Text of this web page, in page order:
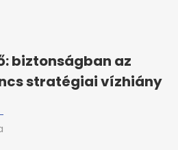
biztonságban az
stratégiai vízhiány